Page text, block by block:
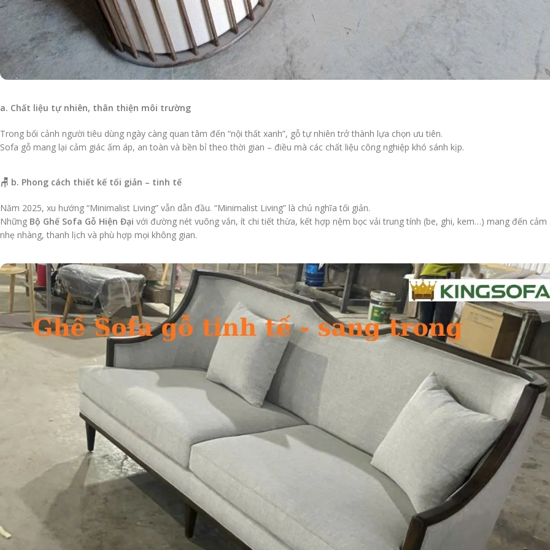
a. Chất liệu tự nhiên, thân thiện môi trường
Trong bối cảnh người tiêu dùng ngày càng quan tâm đến “nội thất xanh”, gỗ tự nhiên trở thành lựa chọn ưu tiên.
Sofa gỗ mang lại cảm giác ấm áp, an toàn và bền bỉ theo thời gian – điều mà các chất liệu công nghiệp khó sánh kịp.
🪑 b. Phong cách thiết kế tối giản – tinh tế
Năm 2025, xu hướng “Minimalist Living” vẫn dẫn đầu. “Minimalist Living” là chủ nghĩa tối giản.
Những Bộ Ghế Sofa Gỗ Hiện Đại với đường nét vuông vắn, ít chi tiết thừa, kết hợp nệm bọc vải trung tính (be, ghi, kem…) mang đến cảm
nhẹ nhàng, thanh lịch và phù hợp mọi không gian.